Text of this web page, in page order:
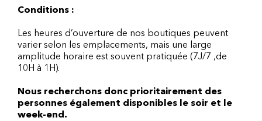
Conditions :
Les heures d’ouverture de nos boutiques peuvent
varier selon les emplacements, mais une large
amplitude horaire est souvent pratiquée (7J/7 ,de
10H à 1H).
Nous recherchons donc prioritairement des
personnes également disponibles le soir et le
week-end.